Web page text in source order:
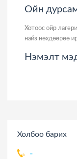
Ойн
Хотоос ойр
найз нөхдөөрөө
Нэмэлт
Холбоо барих
-